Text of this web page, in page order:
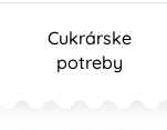
Cukrárske
potreby